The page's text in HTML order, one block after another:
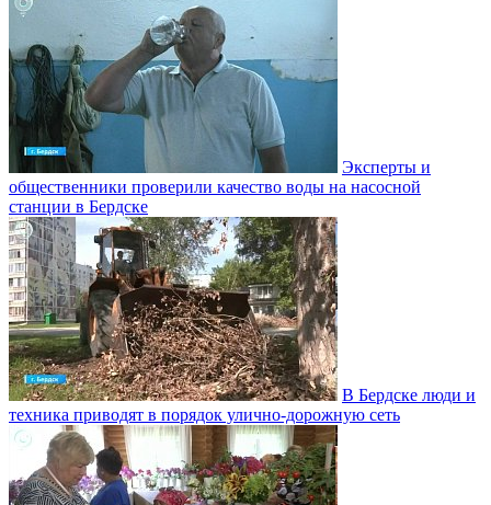
Эксперты и
общественники проверили качество воды на насосной
станции в Бердске
В Бердске люди и
техника приводят в порядок улично‑дорожную сеть